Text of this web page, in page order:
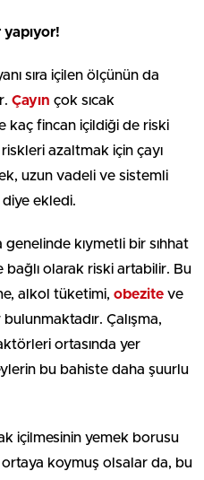
sıra içilen ölçünün da
Çayın çok sıcak
kaç fincan içildiği de riski
riskleri azaltmak için çayı
uzun vadeli ve sistemli
diye ekledi.
kıymetli bir sıhhat
bağlı olarak riski artabilir. Bu
alkol tüketimi, obezite ve
Çalışma,
ortasında yer
bu bahiste daha şuurlu
içilmesinin yemek borusu
ortaya koymuş olsalar da, bu